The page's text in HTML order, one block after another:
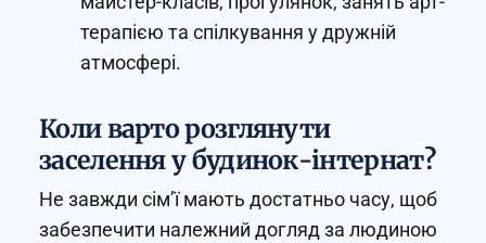
терапією та спілкування у дружній
атмосфері.
Коли варто розглянути
заселення у будинок-інтернат?
Не завжди сім’ї мають достатньо часу, щоб
забезпечити належний догляд за людиною